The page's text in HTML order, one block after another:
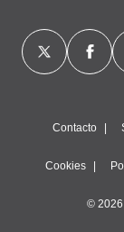
Contacto
Cookies
© 2026